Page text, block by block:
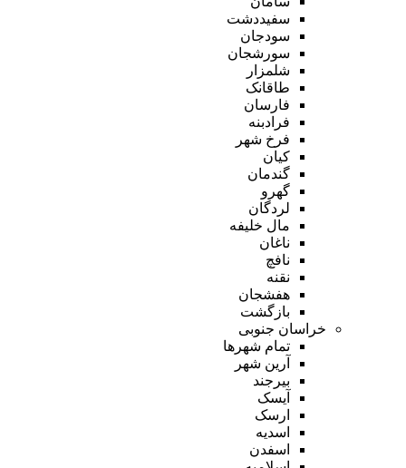
سفیددشت
سودجان
سورشجان
شلمزار
طاقانک
فارسان
فرادبنه
فرخ شهر
کیان
گندمان
گهرو
لردگان
مال خلیفه
ناغان
نافچ
نقنه
هفشجان
بازگشت
خراسان جنوبی
تمام شهر‌ها
آرین شهر
بیرجند
آیسک
ارسک
اسدیه
اسفدن